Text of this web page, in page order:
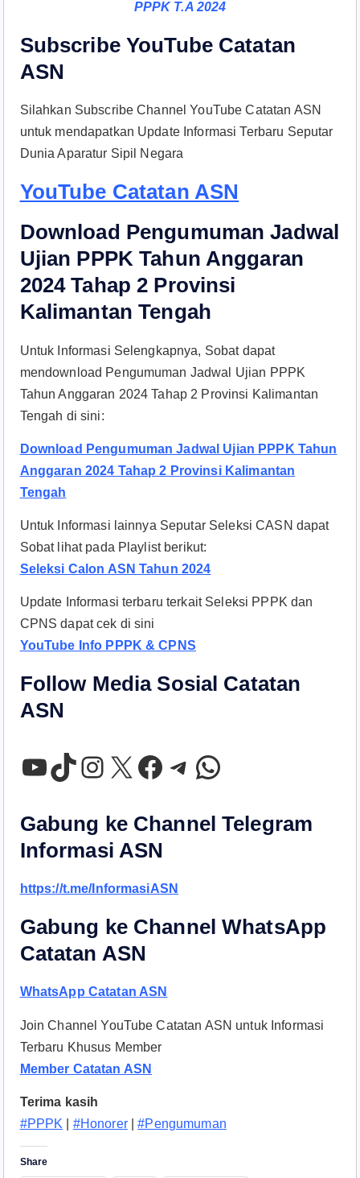
PPPK T.A 2024
Subscribe YouTube Catatan
ASN
Silahkan Subscribe Channel YouTube Catatan ASN
untuk mendapatkan Update Informasi Terbaru Seputar
Dunia Aparatur Sipil Negara
YouTube Catatan ASN
Download Pengumuman Jadwal
Ujian PPPK Tahun Anggaran
2024 Tahap 2 Provinsi
Kalimantan Tengah
Untuk Informasi Selengkapnya, Sobat dapat
mendownload Pengumuman Jadwal Ujian PPPK
Tahun Anggaran 2024 Tahap 2 Provinsi Kalimantan
Tengah di sini:
Download Pengumuman Jadwal Ujian PPPK Tahun
Anggaran 2024 Tahap 2 Provinsi Kalimantan
Tengah
Untuk Informasi lainnya Seputar Seleksi CASN dapat
Sobat lihat pada Playlist berikut:
Seleksi Calon ASN Tahun 2024
Update Informasi terbaru terkait Seleksi PPPK dan
CPNS dapat cek di sini
YouTube Info PPPK & CPNS
Follow Media Sosial Catatan
ASN
YouTube TikTok Instagram X Facebook Telegram WhatsApp
Gabung ke Channel Telegram
Informasi ASN
https://t.me/InformasiASN
Gabung ke Channel WhatsApp
Catatan ASN
WhatsApp Catatan ASN
Join Channel YouTube Catatan ASN untuk Informasi
Terbaru Khusus Member
Member Catatan ASN
Terima kasih
#PPPK
#Honorer|#Pengumuman
Share